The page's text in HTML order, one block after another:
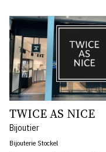
TWICE AS NICE
Bijoutier
Bijouterie Stockel